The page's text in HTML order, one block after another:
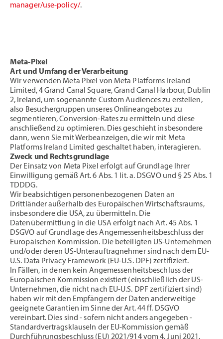
manager/use-policy/.
Meta-Pixel
Art und Umfang der Verarbeitung
Wir verwenden Meta Pixel von Meta Platforms Ireland
Limited, 4 Grand Canal Square, Grand Canal Harbour, Dublin
2, Ireland, um sogenannte Custom Audiences zu erstellen,
also Besuchergruppen unseres Onlineangebotes zu
segmentieren, Conversion-Rates zu ermitteln und diese
anschließend zu optimieren. Dies geschieht insbesondere
dann, wenn Sie mit Werbeanzeigen, die wir mit Meta
Platforms Ireland Limited geschaltet haben, interagieren.
Zweck und Rechtsgrundlage
Der Einsatz von Meta Pixel erfolgt auf Grundlage Ihrer
Einwilligung gemäß Art. 6 Abs. 1 lit. a. DSGVO und § 25 Abs. 1
TDDDG.
Wir beabsichtigen personenbezogenen Daten an
Drittländer außerhalb des Europäischen Wirtschaftsraums,
insbesondere die USA, zu übermitteln. Die
Datenübermittlung in die USA erfolgt nach Art. 45 Abs. 1
DSGVO auf Grundlage des Angemessenheitsbeschluss der
Europäischen Kommission. Die beteiligten US-Unternehmen
und/oder deren US-Unterauftragnehmer sind nach dem EU-
U.S. Data Privacy Framework (EU-U.S. DPF) zertifiziert.
In Fällen, in denen kein Angemessenheitsbeschluss der
Europäischen Kommission existiert (einschließlich der US-
Unternehmen, die nicht nach EU-U.S. DPF zertifiziert sind)
haben wir mit den Empfängern der Daten anderweitige
geeignete Garantien im Sinne der Art. 44 ff. DSGVO
vereinbart. Dies sind - sofern nicht anders angegeben -
Standardvertragsklauseln der EU-Kommission gemäß
Durchführungsbeschluss (EU) 2021/914 vom 4. Juni 2021.